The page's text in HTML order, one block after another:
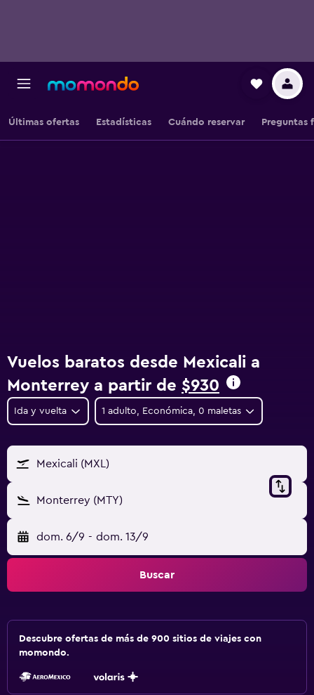
Últimas ofertas Estadísticas Cuándo reservar Preguntas
Vuelos baratos desde Mexicali a
Monterrey a partir de $930
Ida y vuelta 1 adulto, Económica, 0 maletas
Mexicali (MXL)
Monterrey (MTY)
dom. 6/9 - dom. 13/9
Buscar
Descubre ofertas de más de 900 sitios de viajes con
momondo.